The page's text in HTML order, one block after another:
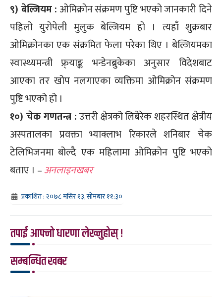
९) बेल्जियम : ओमिक्रोन संक्रमण पुष्टि भएको जानकारी दिने
पहिलो युरोपेली मुलुक बेल्जियम हो । त्यहाँ शुक्रबार
ओमिक्रोनका एक संक्रमित फेला परेका थिए । बेल्जियमका
स्वास्थ्यमन्त्री फ्र्याङ्क भन्डेनब्रुकेका अनुसार विदेशबाट
आएका तर खोप नलगाएका व्यक्तिमा ओमिक्रोन संक्रमण
पुष्टि भएको हो ।
१०) चेक गणतन्त्र :उत्तरी क्षेत्रको लिबेरेक शहरस्थित क्षेत्रीय
अस्पतालका प्रवक्ता भ्याक्लाभ रिकारले शनिबार चेक
टेलिभिजनमा बोल्दै एक महिलामा ओमिक्रोन पुष्टि भएको
बताए । –अनलाइनखबर
प्रकाशित : २०७८ मंसिर १३, सोमबार ११:३०
तपाई आफ्नो धारणा लेख्नुहोस् !
सम्बन्धित खबर